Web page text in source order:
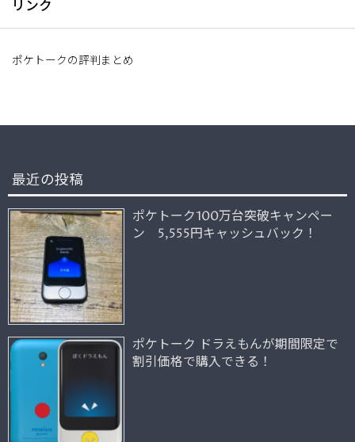
リンク
ポケトークの評判まとめ
最近の投稿
ポケトーク100万台突破キャンペー
ン 5,555円キャッシュバック！
ポケトーク ドラえもんが期間限定で
割引価格で購入できる！